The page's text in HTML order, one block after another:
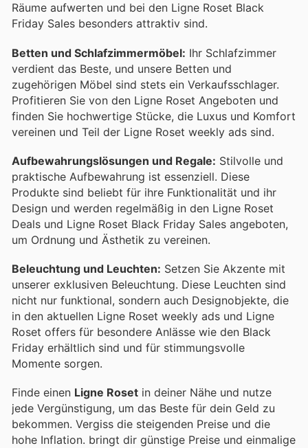
Räume aufwerten und bei den Ligne Roset Black
Friday Sales besonders attraktiv sind.
Betten und Schlafzimmermöbel: Ihr Schlafzimmer
verdient das Beste, und unsere Betten und
zugehörigen Möbel sind stets ein Verkaufsschlager.
Profitieren Sie von den Ligne Roset Angeboten und
finden Sie hochwertige Stücke, die Luxus und Komfort
vereinen und Teil der Ligne Roset weekly ads sind.
Aufbewahrungslösungen und Regale: Stilvolle und
praktische Aufbewahrung ist essenziell. Diese
Produkte sind beliebt für ihre Funktionalität und ihr
Design und werden regelmäßig in den Ligne Roset
Deals und Ligne Roset Black Friday Sales angeboten,
um Ordnung und Ästhetik zu vereinen.
Beleuchtung und Leuchten: Setzen Sie Akzente mit
unserer exklusiven Beleuchtung. Diese Leuchten sind
nicht nur funktional, sondern auch Designobjekte, die
in den aktuellen Ligne Roset weekly ads und Ligne
Roset offers für besondere Anlässe wie den Black
Friday erhältlich sind und für stimmungsvolle
Momente sorgen.
Finde einen Ligne Roset in deiner Nähe und nutze
jede Vergünstigung, um das Beste für dein Geld zu
bekommen. Vergiss die steigenden Preise und die
hohe Inflation. bringt dir günstige Preise und einmalige